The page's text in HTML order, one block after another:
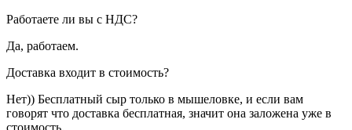
Работаете ли вы с НДС?
Да, работаем.
Доставка входит в стоимость?
Нет)) Бесплатный сыр только в мышеловке, и если вам
говорят что доставка бесплатная, значит она заложена уже в
стоимость.